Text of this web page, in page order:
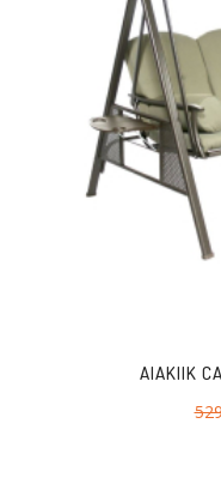
AIAKIIK